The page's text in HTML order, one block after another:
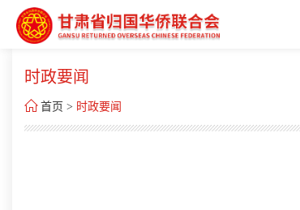
时政要闻
 首页 > 时政要闻